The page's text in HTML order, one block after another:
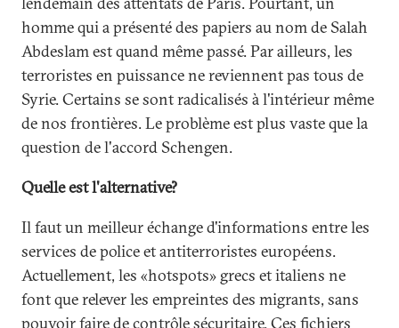
homme qui a présenté des papiers au nom de Salah
Abdeslam est quand même passé. Par ailleurs, les
terroristes en puissance ne reviennent pas tous de
Syrie. Certains se sont radicalisés à l'intérieur même
de nos frontières. Le problème est plus vaste que la
question de l'accord Schengen.
Quelle est l'alternative?
Il faut un meilleur échange d'informations entre les
services de police et antiterroristes européens.
Actuellement, les «hotspots» grecs et italiens ne
font que relever les empreintes des migrants, sans
pouvoir faire de contrôle sécuritaire. Ces fichiers